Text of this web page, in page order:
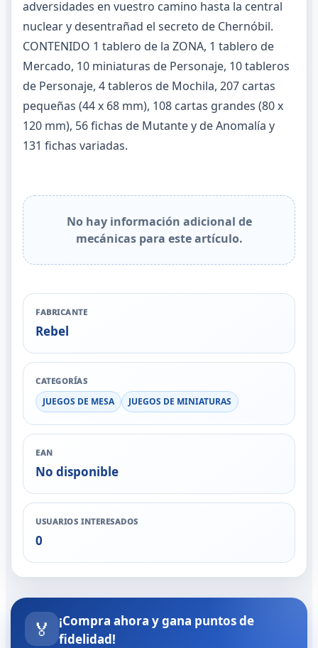
adversidades en vuestro camino hasta la central
nuclear y desentrañad el secreto de Chernóbil.
CONTENIDO 1 tablero de la ZONA, 1 tablero de
Mercado, 10 miniaturas de Personaje, 10 tableros
de Personaje, 4 tableros de Mochila, 207 cartas
pequeñas (44 x 68 mm), 108 cartas grandes (80 x
120 mm), 56 fichas de Mutante y de Anomalía y
131 fichas variadas.
No hay información adicional de
mecánicas para este artículo.
FABRICANTE
Rebel
CATEGORÍAS
JUEGOS DE MESA JUEGOS DE MINIATURAS
EAN
No disponible
USUARIOS INTERESADOS
0
🏅
¡Compra ahora y gana puntos de
fidelidad!